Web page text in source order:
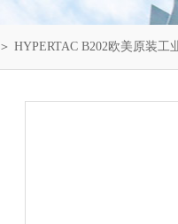
＞ HYPERTAC B202欧美原装工